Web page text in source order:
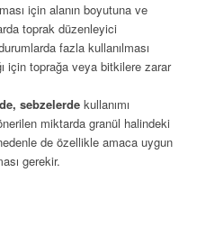
için alanın boyutuna ve
toprak düzenleyici
fazla kullanılması
için toprağa veya bitkilere zarar
sebzelerdekullanımı
miktarda granül halindeki
de özellikle amaca uygun
gerekir.